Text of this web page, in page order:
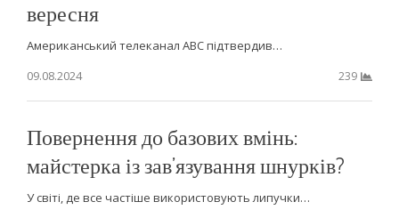
вересня
Американський телеканал ABC підтвердив…
09.08.2024
239
Повернення до базових вмінь:
майстерка із зав’язування шнурків?
У світі, де все частіше використовують липучки…